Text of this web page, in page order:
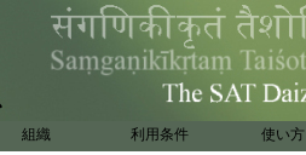
組織 利用条件 使い方
上定菩薩也 。自在者得 二定自在
菩薩
也。非餘品類者簡
二初修業人･漸隣近人
章曰。對法論曰。下地不レ 於上 一 者
諸初業及漸隣近習修者 説。未レ 得 自在
上修 。近未生果故。非
問。此文意何。答。是會 前義